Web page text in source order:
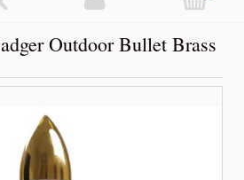
Outdoor Bullet Brass